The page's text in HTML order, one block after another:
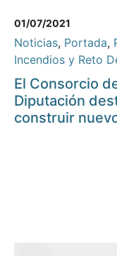
01/07/2021
Noticias, Portada,
Incendios y Reto
El Consorcio
Diputación
construir